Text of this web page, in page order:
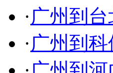
·广州到
·广州到